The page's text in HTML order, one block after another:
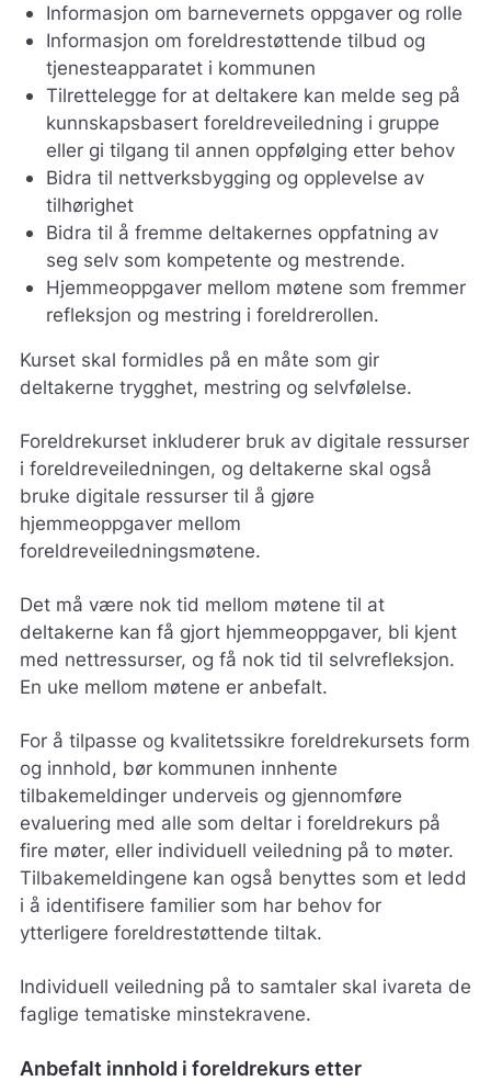
Informasjon om barnevernets oppgaver og rolle
Informasjon om foreldrestøttende tilbud og
tjenesteapparatet i kommunen
Tilrettelegge for at deltakere kan melde seg på
kunnskapsbasert foreldreveiledning i gruppe
eller gi tilgang til annen oppfølging etter behov
Bidra til nettverksbygging og opplevelse av
tilhørighet
Bidra til å fremme deltakernes oppfatning av
seg selv som kompetente og mestrende.
Hjemmeoppgaver mellom møtene som fremmer
refleksjon og mestring i foreldrerollen.
Kurset skal formidles på en måte som gir
deltakerne trygghet, mestring og selvfølelse.
Foreldrekurset inkluderer bruk av digitale ressurser
i foreldreveiledningen, og deltakerne skal også
bruke digitale ressurser til å gjøre
hjemmeoppgaver mellom
foreldreveiledningsmøtene.
Det må være nok tid mellom møtene til at
deltakerne kan få gjort hjemmeoppgaver, bli kjent
med nettressurser, og få nok tid til selvrefleksjon.
En uke mellom møtene er anbefalt.
For å tilpasse og kvalitetssikre foreldrekursets form
og innhold, bør kommunen innhente
tilbakemeldinger underveis og gjennomføre
evaluering med alle som deltar i foreldrekurs på
fire møter, eller individuell veiledning på to møter.
Tilbakemeldingene kan også benyttes som et ledd
i å identifisere familier som har behov for
ytterligere foreldrestøttende tiltak.
Individuell veiledning på to samtaler skal ivareta de
faglige tematiske minstekravene.
Anbefalt innhold i foreldrekurs etter